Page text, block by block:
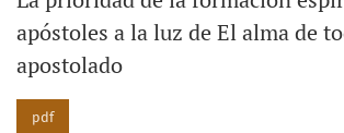
apóstoles a la luz de El alma de
apostolado
pdf